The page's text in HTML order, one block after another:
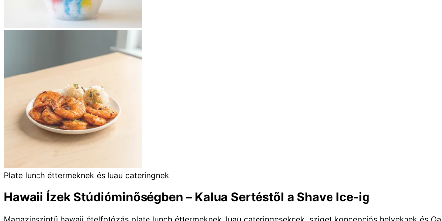
Plate lunch éttermeknek és luau cateringnek
Hawaii Ízek Stúdióminőségben – Kalua Sertéstől a Shave Ice-ig
Magazinszintű hawaii ételfotózás plate lunch éttermeknek, luau cateringeseknek, sziget koncepciós helyeknek és